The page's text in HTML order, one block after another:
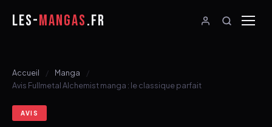
LES-MANGAS.FR
Accueil
Manga
Avis Fullmetal Alchemist manga : le classique parfait
AVIS